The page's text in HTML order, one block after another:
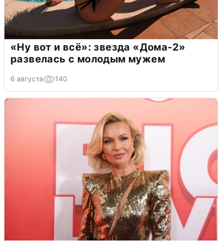
«Ну вот и всё»: звезда «Дома-2»
развелась с молодым мужем
6 августа 140